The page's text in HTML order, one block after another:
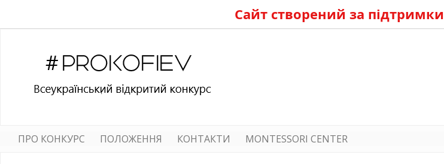
Сайт створений за підтримки
ПРО КОНКУРС ПОЛОЖЕННЯ КОНТАКТИ MONTESSORI CENTER